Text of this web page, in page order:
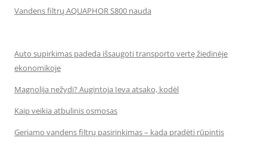
Vandens filtrų AQUAPHOR S800 nauda
Auto supirkimas padeda išsaugoti transporto vertę žiedinėje
ekonomikoje
Magnolija nežydi? Augintoja Ieva atsako, kodėl
Kaip veikia atbulinis osmosas
Geriamo vandens filtrų pasirinkimas – kada pradėti rūpintis